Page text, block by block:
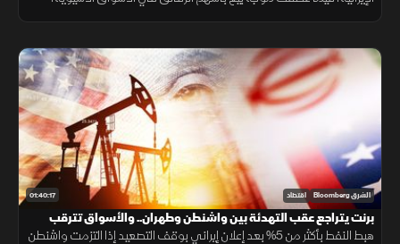
01:40:17 الشرق Bloomberg اقتصاد
برنت يتراجع عقب التهدئة بين واشنطن وطهران.. والأسواق تترقب
الفائدة الأميركية هبط النفط بأكثر من 5% بعد إعلان إيراني بوقف التصعيد إذا التزمت واشنطن